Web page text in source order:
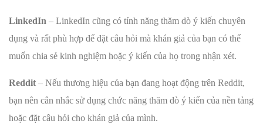
LinkedIn – LinkedIn cũng có tính năng thăm dò ý kiến chuyên
dụng và rất phù hợp để đặt câu hỏi mà khán giả của bạn có thể
muốn chia sẻ kinh nghiệm hoặc ý kiến ​​của họ trong nhận xét.
Reddit – Nếu thương hiệu của bạn đang hoạt động trên Reddit,
bạn nên cân nhắc sử dụng chức năng thăm dò ý kiến của nền tảng
hoặc đặt câu hỏi cho khán giả của mình.